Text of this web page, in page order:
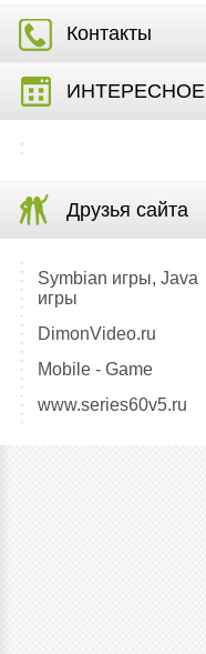
Контакты
ИНТЕРЕСНОЕ
Друзья сайта
Symbian игры, Java
игры
DimonVideo.ru
Mobile - Game
www.series60v5.ru